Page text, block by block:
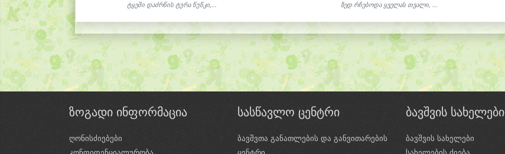
ტყეში დაძრწის ტურა წუწკი,...
ზედ რჩებოდა ყველას თვალი, ...
ზოგადი ინფორმაცია
ღონისძიებები
კონფიდენციალურობა
სასწავლო ცენტრი
ბავშვთა განათლების და განვითარების
ცენტრი
ბავშვის სახელები
ბავშვის სახელები
სახელების ძიება